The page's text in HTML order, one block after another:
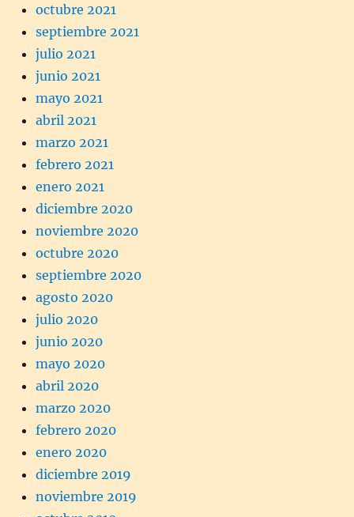
octubre 2021
septiembre 2021
julio 2021
junio 2021
mayo 2021
abril 2021
marzo 2021
febrero 2021
enero 2021
diciembre 2020
noviembre 2020
octubre 2020
septiembre 2020
agosto 2020
julio 2020
junio 2020
mayo 2020
abril 2020
marzo 2020
febrero 2020
enero 2020
diciembre 2019
noviembre 2019